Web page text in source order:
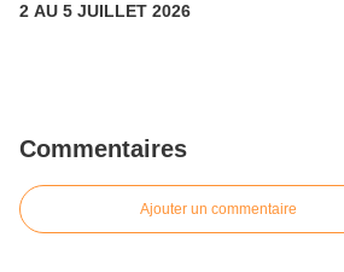
2 AU 5 JUILLET 2026
Commentaires
Ajouter un commentaire